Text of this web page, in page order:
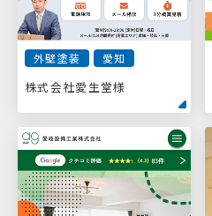
外壁塗装 愛知
株式会社愛生堂様